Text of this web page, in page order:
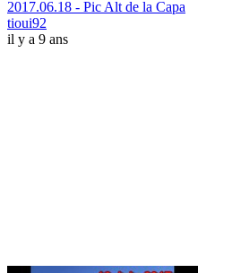
2017.06.18 - Pic Alt de la Capa
tioui92
il y a 9 ans